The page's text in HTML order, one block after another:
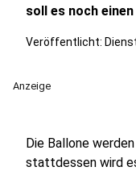
soll es noch
Veröffentlicht:
Anzeige
Die Ballone
stattdessen wird